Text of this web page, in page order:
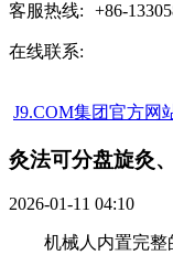
客服热线: +86-
在线联系:
J9.COM集团官方网
灸法可分盘旋灸
2026-01-11 04:10
机械人内置完整